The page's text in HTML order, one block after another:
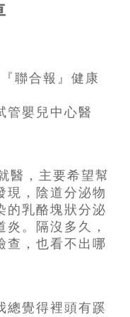
聯合報』健康
管嬰兒中心醫
醫，主要希望幫
現，陰道分泌物
的乳酪塊狀分泌
。隔沒多久，
查，也看不出哪
總覺得裡頭有蹊